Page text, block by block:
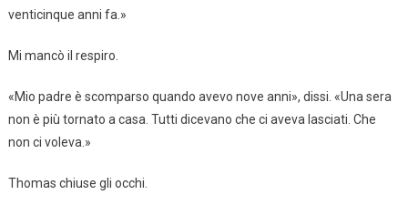
venticinque anni fa.»
Mi mancò il respiro.
«Mio padre è scomparso quando avevo nove anni», dissi. «Una sera
non è più tornato a casa. Tutti dicevano che ci aveva lasciati. Che
non ci voleva.»
Thomas chiuse gli occhi.